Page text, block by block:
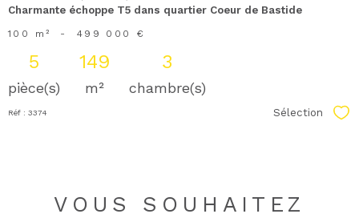
Charmante échoppe T5 dans quartier Coeur de Bastide
100 m² - 499 000 €
5
pièce(s)
149
m²
3
chambre(s)
Réf : 3374 Sélection
VOUS SOUHAITEZ